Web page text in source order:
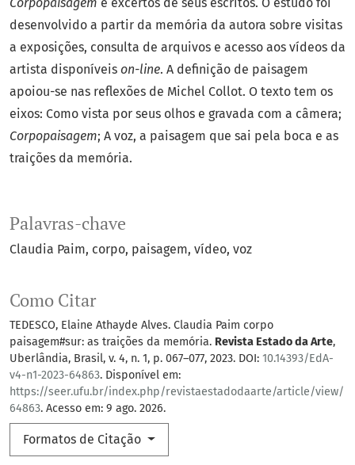
Palavras-chave
Claudia Paim corpo paisagem vídeo voz
Como Citar
TEDESCO, Elaine Athayde Alves. Claudia Paim corpo
paisagem#sur: as traições da memória. Revista Estado da Arte,
Uberlândia, Brasil, v. 4, n. 1, p. 067–077, 2023. DOI: 10.14393/EdA-
v4-n1-2023-64863. Disponível em:
https://seer.ufu.br/index.php/revistaestadodaarte/article/view/
64863. Acesso em: 9 ago. 2026.
Formatos de Citação
Corpopaisagem e excertos de seus escritos. O estudo foi
desenvolvido a partir da memória da autora sobre visitas
a exposições, consulta de arquivos e acesso aos vídeos da
artista disponíveis on-line. A definição de paisagem
apoiou-se nas reflexões de Michel Collot. O texto tem os
eixos: Como vista por seus olhos e gravada com a câmera;
Corpopaisagem; A voz, a paisagem que sai pela boca e as
traições da memória.